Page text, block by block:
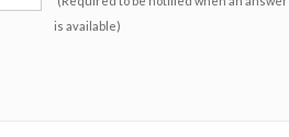
is available)